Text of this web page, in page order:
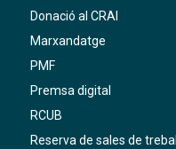
Donació al CRAI
Marxandatge
PMF
Premsa digital
RCUB
Reserva de sales de treball